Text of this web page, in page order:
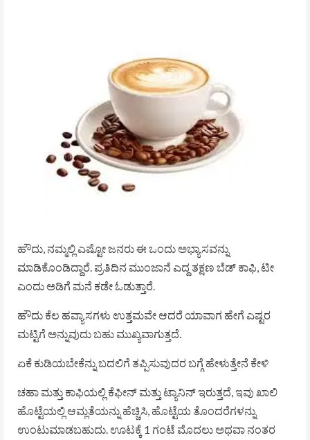
ಹೌದು, ನಮ್ಮಲ್ಲಿ ಎಷ್ಟೋ ಜನರು ಈ ಒಂದು ಅಭ್ಯಾಸವನ್ನು
ಮಾಡಿಕೊಂಡಿದ್ದಾರೆ. ಪ್ರತಿದಿನ ಮುಂಜಾನೆ ಎದ್ದ ತಕ್ಷಣ ಬೆಡ್ ಕಾಫಿ, ಟೀ
ಎಂದು ಅಡಿಗೆ ಮನೆ ಕಡೇ ಓಡುತ್ತಾರೆ.
ಹೌದು ಕೆಲ ಹವ್ಯಾಸಗಳು ಉತ್ತಮವೇ ಆದರೆ ಯಾವಾಗ ಹೇಗೆ ಎಷ್ಟರ
ಮಟ್ಟಿಗೆ ಅನ್ನುವುದು ಬಹು ಮುಖ್ಯವಾಗುತ್ತದೆ.
ಏಕೆ ಕುಡಿಯಬೇಕೆನ್ನು ಬದಲಿಗೆ ತಪ್ಪಿಸುವುದರ ಬಗ್ಗೆ ಹೇಳುತ್ತೇನೆ ಕೇಳಿ
ಚಹಾ ಮತ್ತು ಕಾಫಿಯಲ್ಲಿ ಕೆಫೀನ್ ಮತ್ತು ಟ್ಯಾನಿನ್ ಇರುತ್ತದೆ, ಇವು ಖಾಲಿ
ಹೊಟ್ಟೆಯಲ್ಲಿ ಆಮ್ಲತೆಯನ್ನು ಹೆಚ್ಚಿಸಿ, ಹೊಟ್ಟೆಯ ತೊಂದರೆಗಳನ್ನು
ಉಂಟುಮಾಡಬಹುದು. ಊಟಕ್ಕೆ 1 ಗಂಟೆ ಮೊದಲು ಅಥವಾ ನಂತರ